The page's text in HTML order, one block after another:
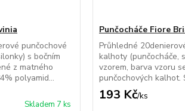
punčochové
s bočním
z matného
polyamid...
Skladem 7 ks
Punčocháče Fiore
Průhledné
kalhoty (punčocháče,
vzorem, barva vzoru
punčochových kalhot.
193 Kč/ks